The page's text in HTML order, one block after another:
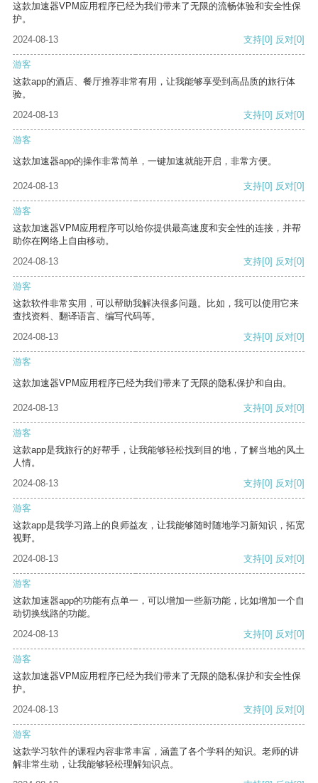
这款加速器VPM应用程序已经为我们带来了无限的流畅体验和安全性保
护。
2024-08-13
支持[0] 反对[0]
游客
这款app的酒店、餐厅推荐非常有用，让我能够享受到高品质的旅行体
验。
2024-08-13
支持[0] 反对[0]
游客
这款加速器app的操作非常简单，一键加速就能开启，非常方便。
2024-08-13 支持[0] 反对[0]
游客
这款加速器VPM应用程序可以给你提供最高速度和安全性的连接，并帮
助你在网络上自由移动。
2024-08-13
支持[0] 反对[0]
游客
这款软件非常实用，可以帮助我解决很多问题。比如，我可以使用它来
查找资料、翻译语言、编写代码等。
2024-08-13
支持[0] 反对[0]
游客
这款加速器VPM应用程序已经为我们带来了无限的隐私保护和自由。
2024-08-13 支持[0] 反对[0]
游客
这款app是我旅行的好帮手，让我能够轻松找到目的地，了解当地的风土
人情。
2024-08-13
支持[0] 反对[0]
游客
这款app是我学习路上的良师益友，让我能够随时随地学习新知识，拓宽
视野。
2024-08-13
支持[0] 反对[0]
游客
这款加速器app的功能有点单一，可以增加一些新功能，比如增加一个自
动切换线路的功能。
2024-08-13
支持[0] 反对[0]
游客
这款加速器VPM应用程序已经为我们带来了无限的隐私保护和安全性保
护。
2024-08-13
支持[0] 反对[0]
游客
这款学习软件的课程内容非常丰富，涵盖了各个学科的知识。老师的讲
解非常生动，让我能够轻松理解知识点。